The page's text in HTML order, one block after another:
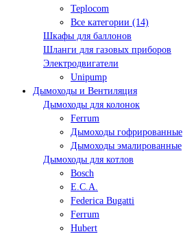
Teplocom
Все категории (14)
Шкафы для баллонов
Шланги для газовых приборов
Электродвигатели
Unipump
Дымоходы и Вентиляция
Дымоходы для колонок
Ferrum
Дымоходы гофрированные
Дымоходы эмалированные
Дымоходы для котлов
Bosch
E.C.A.
Federica Bugatti
Ferrum
Hubert